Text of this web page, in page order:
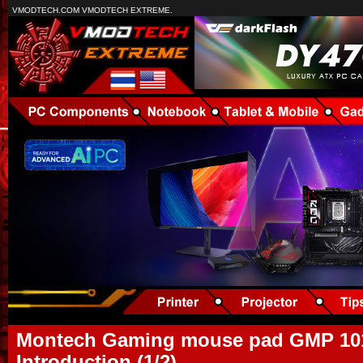
VMODTECH.COM VMODTECH EXTREME.
Montech Gaming mouse pad GMP